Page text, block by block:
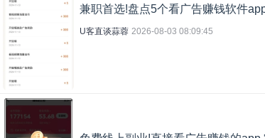
兼职首选!盘点5个看广告赚钱软件
U客直谈蒜蓉 2026-08-03 08:09:45